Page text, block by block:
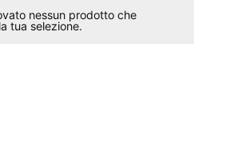
nessun prodotto che
tua selezione.